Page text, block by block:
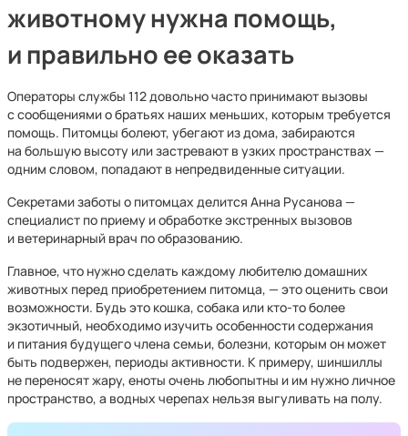
животному нужна помощь,
и правильно ее оказать
Операторы службы 112 довольно часто принимают вызовы
с сообщениями о братьях наших меньших, которым требуется
помощь. Питомцы болеют, убегают из дома, забираются
на большую высоту или застревают в узких пространствах —
одним словом, попадают в непредвиденные ситуации.
Секретами заботы о питомцах делится Анна Русанова —
специалист по приему и обработке экстренных вызовов
и ветеринарный врач по образованию.
Главное, что нужно сделать каждому любителю домашних
животных перед приобретением питомца, — это оценить свои
возможности. Будь это кошка, собака или кто-то более
экзотичный, необходимо изучить особенности содержания
и питания будущего члена семьи, болезни, которым он может
быть подвержен, периоды активности. К примеру, шиншиллы
не переносят жару, еноты очень любопытны и им нужно личное
пространство, а водных черепах нельзя выгуливать на полу.